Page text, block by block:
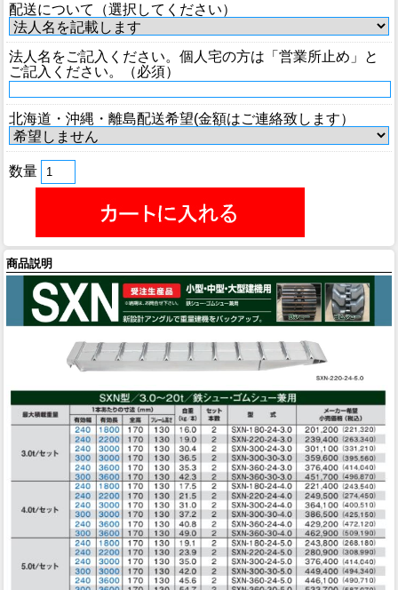
配送について（選択してください）
法人名をご記入ください。個人宅の方は「営業所止め」と
ご記入ください。（必須）
北海道・沖縄・離島配送希望(金額はご連絡致します）
数量
商品説明